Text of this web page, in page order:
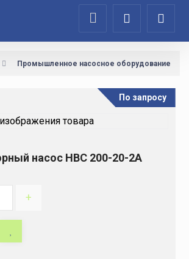
Промышленное насосное оборудование
насос НВС 200-20-2А
По запросу
+